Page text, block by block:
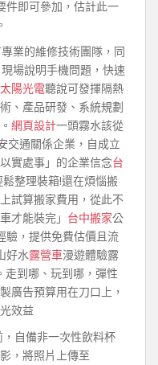
件即可參加，估計此一
業的維修技術團隊，同
場說明手機問題，快速
太陽光電聽說可發揮隔熱
、產品研發、系統規劃
網頁設計一頭霧水該從
交通關係企業，自成立
實處事」的企業信念台
整理裝箱!還在煩惱搬
試算搬家費用，從此不
才能裝完」 台中搬家公
驗，提供免費估價且流
好水露營車漫遊體驗露
走到哪、玩到哪，彈性
廣告預算用在刀口上，
效益
自備非一次性飲料杯
，將照片上傳至